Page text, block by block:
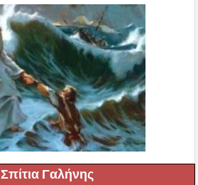
Σπίτια Γαλήνης